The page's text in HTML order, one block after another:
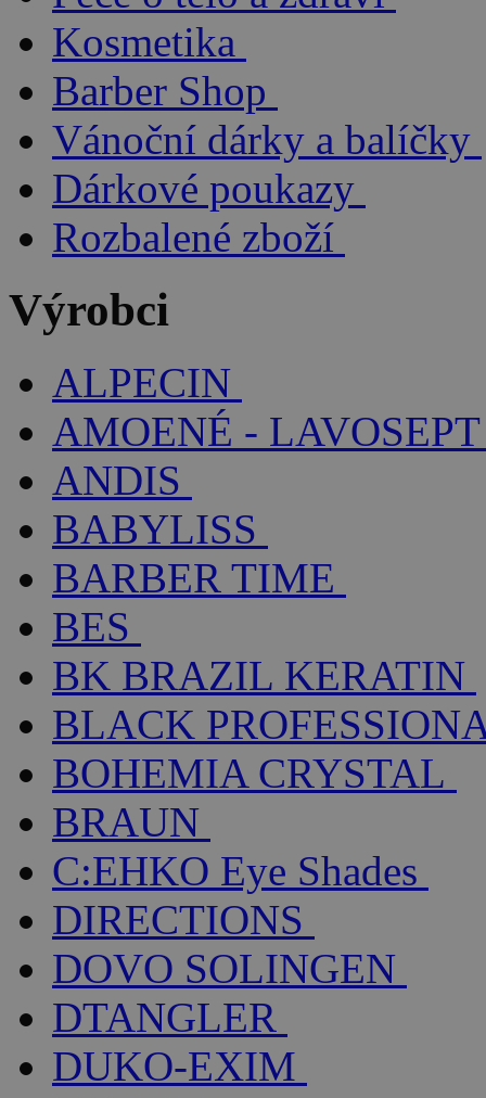
Kosmetika
Barber Shop
Vánoční dárky a balíčky
Dárkové poukazy
Rozbalené zboží
Výrobci
ALPECIN
AMOENÉ - LAVOSEPT
ANDIS
BABYLISS
BARBER TIME
BES
BK BRAZIL KERATIN
BLACK
BOHEMIA CRYSTAL
BRAUN
C:EHKO Eye Shades
DIRECTIONS
DOVO SOLINGEN
DTANGLER
DUKO-EXIM